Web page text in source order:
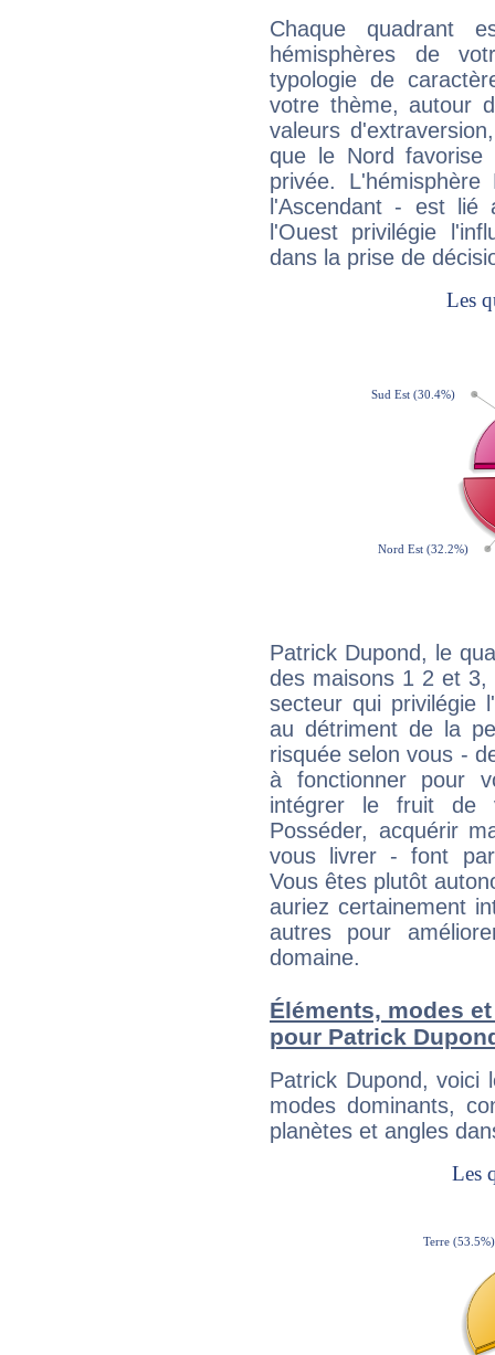
Chaque quadrant
hémisphères de
typologie de
votre thème, autour
valeurs
que le Nord favorise
privée.
l'Ascendant - est
l'Ouest privilégie
dans la prise de
Patrick Dupond, le
des maisons 1 2 et
secteur qui privilégie
au détriment de la
risquée selon vous -
à fonctionner pour
intégrer le fruit de
Posséder, acquérir
vous livrer - font
Vous êtes plutôt
auriez certainement
autres pour
domaine.
Éléments, modes
pour Patrick
Patrick Dupond, voici
modes dominants,
planètes et angles